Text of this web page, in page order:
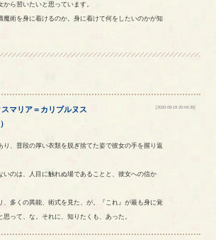
ら習いたいと思っています。
術を身に着けるのか。身に着けて何をしたいのかが知
スマリア＝ カリブルヌス
）
[2020-09-19 20:04:36]
り、普段の厚い衣類を脱ぎ捨てた姿で彼女の手を握り返
のは、人目に触れぬ場であることと、彼女への信か
多くの異能、術式を見た、が。『これ』が最も身に覚
って、な。それに、知りたくも、あった。